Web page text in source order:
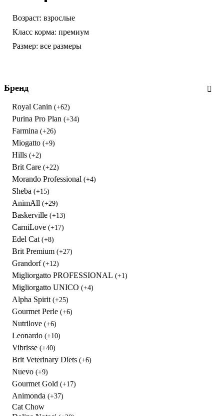
Возраст: взрослые
Класс корма: премиум
Размер: все размеры
Бренд
Royal Canin (+62)
Purina Pro Plan (+34)
Farmina (+26)
Miogatto (+9)
Hills (+2)
Brit Care (+22)
Morando Professional (+4)
Sheba (+15)
AnimAll (+29)
Baskerville (+13)
CarniLove (+17)
Edel Cat (+8)
Brit Premium (+27)
Grandorf (+12)
Migliorgatto PROFESSIONAL (+1)
Migliorgatto UNICO (+4)
Alpha Spirit (+25)
Gourmet Perle (+6)
Nutrilove (+6)
Leonardo (+10)
Vibrisse (+40)
Brit Veterinary Diets (+6)
Nuevo (+9)
Gourmet Gold (+17)
Animonda (+37)
Cat Chow